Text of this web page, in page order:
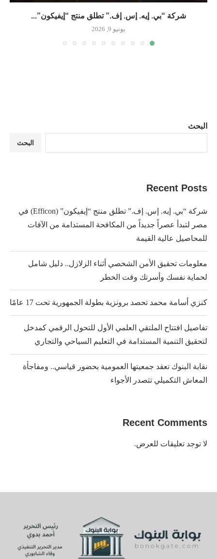
شركة “بي. إيه. إس. إف.” تطلق منتج “إيفيكون”...
يونيو 9, 2026
البحث
البحث
Recent Posts
شركة “بي. إيه. إس. إف.” تطلق منتج “إيفيكون” (Efficon) في
مصر لتبدأ عصراً جديداً من المكافحة المستدامة من الآفات
للمحاصيل عالية القيمة
معلومات تحقيق الأمن الشخصي أثناء الزلازل.. دليل شامل
لحماية نفسك وأسرتك وقت الخطر
كنزي أسامة محمد تحصد برونزية بطولة الجمهورية تحت 17 عامًا
تفاصيل افتتاح الملتقي العلمي الأول للتحول الرقمي كمدخل
لتحقيق التنمية المستدامة في التعليم السياحي والتجاري
نقابة البنوك تعقد جمعيتها العمومية بحضور قياسي.. ومفاجأة
المعاش التكميلي تتصدر الأجواء
Recent Comments
لا توجد تعليقات للعرض.